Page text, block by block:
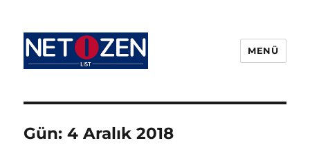
MENÜ
Gün:4 Aralık 2018